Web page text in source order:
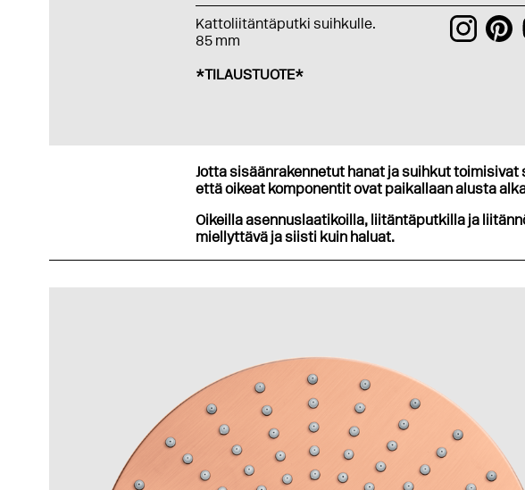
Kattoliitäntäputki suihkulle.
85 mm
*TILAUSTUOTE*
Jotta sisäänrakennetut hanat ja suihkut toimisivat
että oikeat komponentit ovat paikallaan alusta
Oikeilla asennuslaatikoilla, liitäntäputkilla ja
miellyttävä ja siisti kuin haluat.